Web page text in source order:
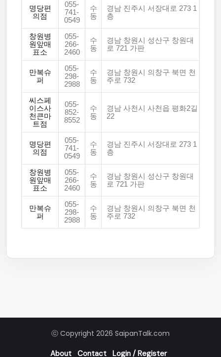
명당편
의점
055-
741-
0549
수
동
경남 진주시 서장대로 273 1
층
창원병
원앞매
표소
055-
266-
2460
수
동
경남 창원시 성산구 창원대
로 721 가판
만복슈
퍼
055-
298-
2988
수
동
경남 창원시 의창구 북면 천
주로 732
씨스페
이스사
천큰마
트점
055-
852-
8552
수
동
경남 사천시 사천읍 평화2길
22
명당편
의점
055-
741-
0549
수
동
경남 진주시 서장대로 273 1
층
창원병
원앞매
표소
055-
266-
2460
수
동
경남 창원시 성산구 창원대
로 721 가판
만복슈
퍼
055-
298-
2988
수
동
경남 창원시 의창구 북면 천
주로 732
ⓒ Copyright 2026 SaipanTalk.com
About Contact Login / Register